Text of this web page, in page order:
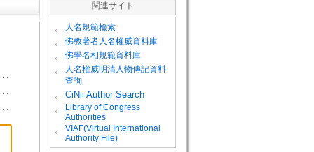
関連サイト
。 人名規範檢索
。 佛教著者人名權威資料庫
。 佛學名相規範資料庫
。
人名權威明清人物傳記資料
查詢
。
CiNii Author Search
。
Library of Congress
Authorities
。
VIAF(Virtual International
Authority File)